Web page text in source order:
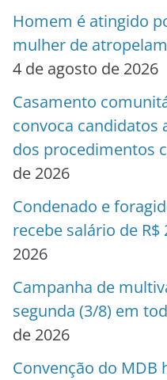
Homem é atingido
mulher de
4 de agosto de 2026
Casamento
convoca candidatos
dos procedimentos
de 2026
Condenado e
recebe salário de R$
2026
Campanha de
segunda (3/8) em
de 2026
Convenção do